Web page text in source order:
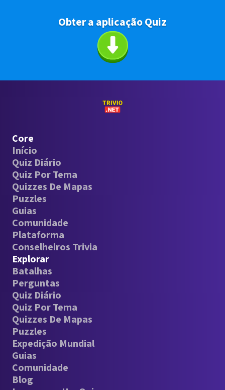
Obter a aplicação Quiz
Core
Início
Quiz Diário
Quiz Por Tema
Quizzes De Mapas
Puzzles
Guias
Comunidade
Plataforma
Conselheiros Trivia
Explorar
Batalhas
Perguntas
Quiz Diário
Quiz Por Tema
Quizzes De Mapas
Puzzles
Expedição Mundial
Guias
Comunidade
Blog